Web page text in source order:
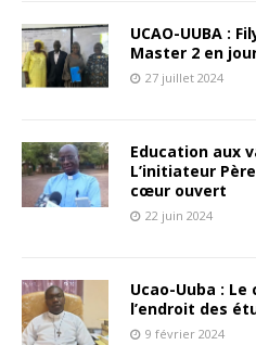
UCAO-UUBA :
Master 2 en
27 juillet 2024
Education aux
L’initiateur
cœur ouvert
22 juin 2024
Ucao-Uuba :
l’endroit des
9 février 2024